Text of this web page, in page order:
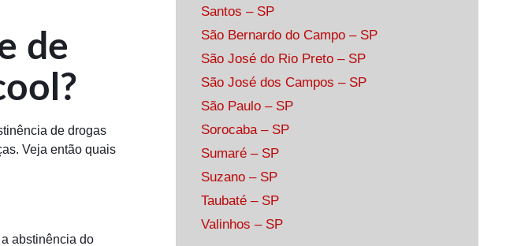
de
de drogas
Veja então quais
abstinência do
Santos – SP
São Bernardo do Campo – SP
São José do Rio Preto – SP
São José dos Campos – SP
São Paulo – SP
Sorocaba – SP
Sumaré – SP
Suzano – SP
Taubaté – SP
Valinhos – SP